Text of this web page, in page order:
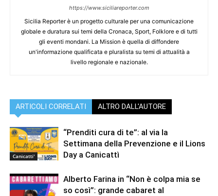
https://www.siciliareporter.com
Sicilia Reporter è un progetto culturale per una comunicazione
globale e duratura sui temi della Cronaca, Sport, Folklore e di tutti
gli eventi mondani. La Mission è quella di diffondere
un'informazione qualificata e pluralista su temi di attualità a
livello regionale e nazionale.
ARTICOLI CORRELATI ALTRO DALL'AUTORE
Canicatti'
“Prenditi cura di te”: al via la
Settimana della Prevenzione e il Lions
Day a Canicattì
Alberto Farina in “Non è colpa mia se
so così”: grande cabaret al